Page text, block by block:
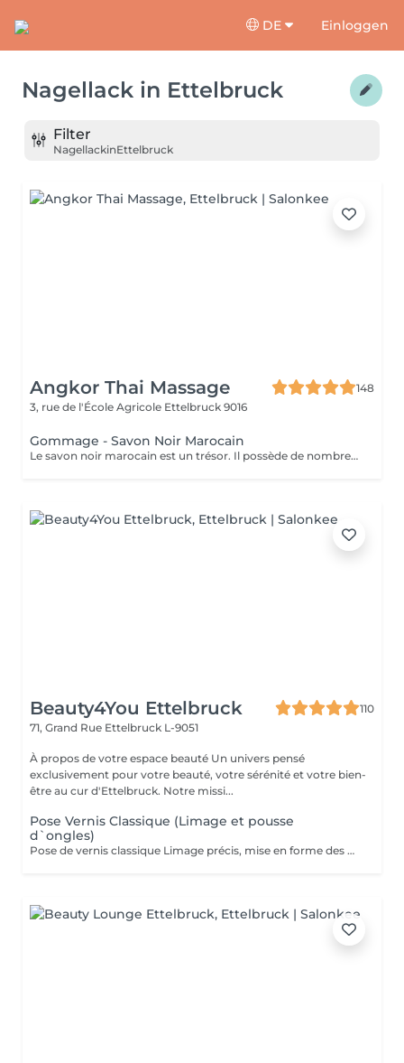
DE Einloggen
Nagellack in Ettelbruck
Filter
NagellackinEttelbruck
Angkor Thai Massage
148
3, rue de l'École Agricole Ettelbruck 9016
Gommage - Savon Noir Marocain
Le savon noir marocain est un trésor. Il possède de nombreuses propriétés hydratantes, exfoliantes et apaisantes qui sont très bénéfiques pour la peau humaine. Grâce à son action calmante, c'est la solution parfaite pour régénérer les cellules et obtenir une peau plus belle, ferme et lisse.
Beauty4You Ettelbruck
110
71, Grand Rue Ettelbruck L-9051
À propos de votre espace beauté Un univers pensé
exclusivement pour votre beauté, votre sérénité et votre bien-
être au cur d'Ettelbruck. Notre missi...
Pose Vernis Classique (Limage et pousse
d`ongles)
Pose de vernis classique Limage précis, mise en forme des ongles et application de vernis classique. L'option idéale pour des ongles soignés e impeccables en un clin d'il. (Note : Ce soin n'inclut pas le travail des cuticules).